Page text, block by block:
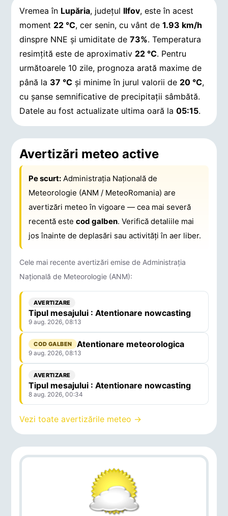
Vremea în Lupăria, județul Ilfov, este în acest
moment 22 °C, cer senin, cu vânt de1.93 km/h
dinspre NNE și umiditate de73%. Temperatura
resimțită este de aproximativ 22 °C. Pentru
următoarele 10 zile, prognoza arată maxime de
până la 37 °C și minime în jurul valorii de 20 °C,
cu șanse semnificative de precipitații sâmbătă.
Datele au fost actualizate ultima oară la05:15.
Avertizări meteo active
Pe scurt: Administrația Națională de
Meteorologie (ANM / MeteoRomania) are
avertizări meteo în vigoare — cea mai severă
recentă estecod galben. Verifică detaliile mai
jos înainte de deplasări sau activități în aer liber.
Cele mai recente avertizări emise de Administrația
Națională de Meteorologie (ANM):
AVERTIZARE
Tipul mesajului : Atentionare nowcasting
9 aug. 2026, 08:13
COD GALBEN Atentionare meteorologica
9 aug. 2026, 08:13
AVERTIZARE
Tipul mesajului : Atentionare nowcasting
8 aug. 2026, 00:34
Vezi toate avertizările meteo →